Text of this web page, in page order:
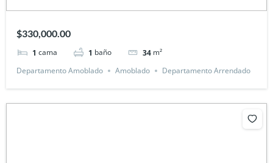
$330,000.00
1 cama 1 baño 34 m²
Departamento Amoblado
Amoblado Departamento Arrendado